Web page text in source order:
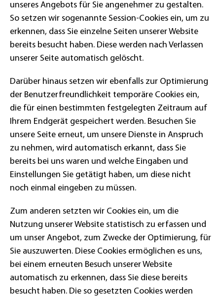
unseres Angebots für Sie angenehmer zu gestalten.
So setzen wir sogenannte Session-Cookies ein, um zu
erkennen, dass Sie einzelne Seiten unserer Website
bereits besucht haben. Diese werden nach Verlassen
unserer Seite automatisch gelöscht.
Darüber hinaus setzen wir ebenfalls zur Optimierung
der Benutzerfreundlichkeit temporäre Cookies ein,
die für einen bestimmten festgelegten Zeitraum auf
Ihrem Endgerät gespeichert werden. Besuchen Sie
unsere Seite erneut, um unsere Dienste in Anspruch
zu nehmen, wird automatisch erkannt, dass Sie
bereits bei uns waren und welche Eingaben und
Einstellungen Sie getätigt haben, um diese nicht
noch einmal eingeben zu müssen.
Zum anderen setzten wir Cookies ein, um die
Nutzung unserer Website statistisch zu erfassen und
um unser Angebot, zum Zwecke der Optimierung, für
Sie auszuwerten. Diese Cookies ermöglichen es uns,
bei einem erneuten Besuch unserer Website
automatisch zu erkennen, dass Sie diese bereits
besucht haben. Die so gesetzten Cookies werden